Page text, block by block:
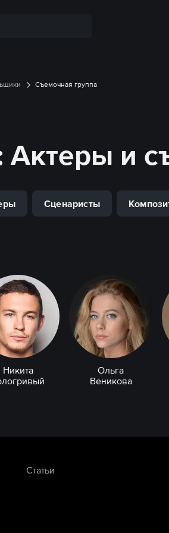
Съемочная группа
Актеры и
Сценаристы
Никита
Ольга
Веникова
Статьи